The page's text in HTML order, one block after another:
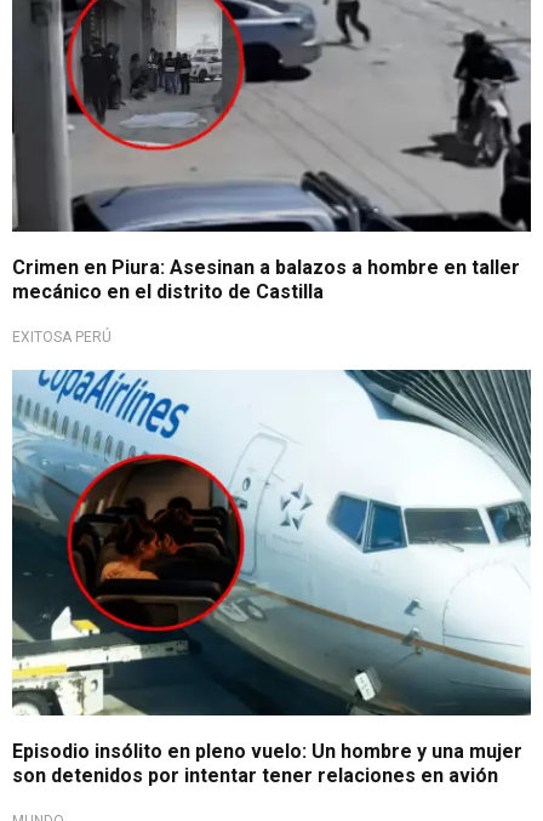
Crimen en Piura: Asesinan a balazos a hombre en taller
mecánico en el distrito de Castilla
EXITOSA PERÚ
Inaudita escena
Episodio insólito en pleno vuelo: Un hombre y una mujer
son detenidos por intentar tener relaciones en avión